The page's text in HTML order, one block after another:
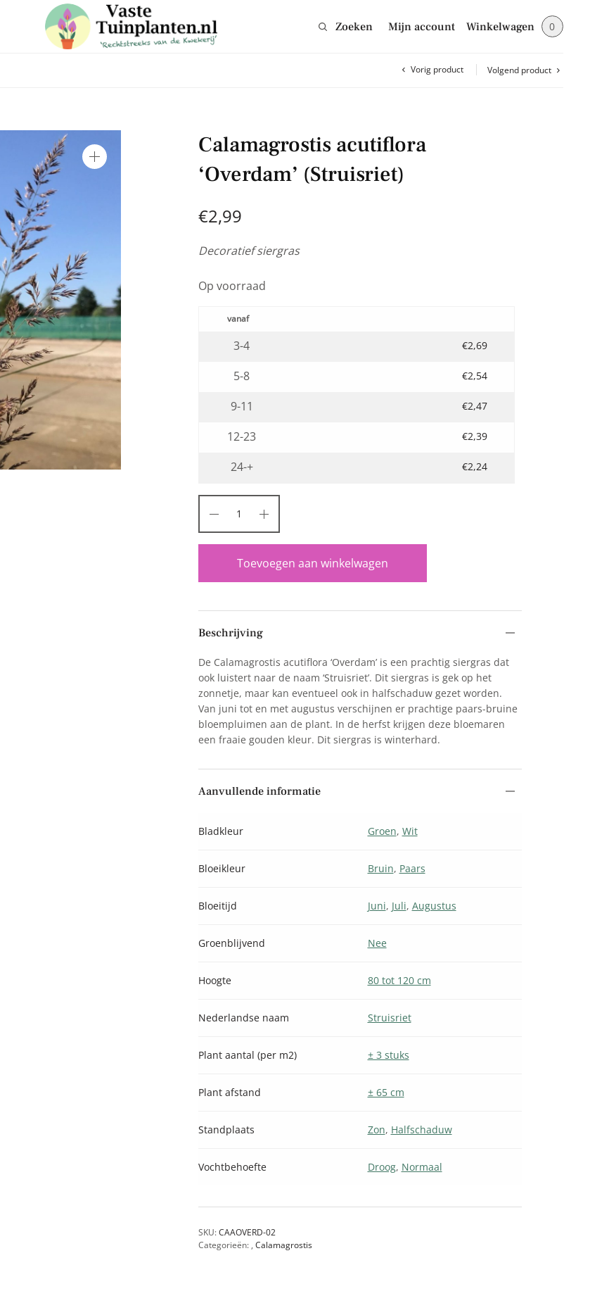
Zoeken Mijn account Winkelwagen 0
Vorig product Volgend product
Calamagrostis acutiflora
‘Overdam’ (Struisriet)
€2,99
Decoratief siergras
Op voorraad
3-4 €2,69
5-8 €2,54
9-11 €2,47
12-23 €2,39
24-+ €2,24
Toevoegen aan winkelwagen
Beschrijving
De Calamagrostis acutiflora ‘Overdam’ is een prachtig siergras dat
ook luistert naar de naam ‘Struisriet’. Dit siergras is gek op het
zonnetje, maar kan eventueel ook in halfschaduw gezet worden.
Van juni tot en met augustus verschijnen er prachtige paars-bruine
bloempluimen aan de plant. In de herfst krijgen deze bloemaren
een fraaie gouden kleur. Dit siergras is winterhard.
Aanvullende informatie
Bladkleur Groen, Wit
Bloeikleur Bruin, Paars
Bloeitijd Juni, Juli, Augustus
Groenblijvend Nee
Hoogte 80 tot 120 cm
Nederlandse naam Struisriet
Plant aantal (per m2) ± 3 stuks
Plant afstand ± 65 cm
Standplaats Zon, Halfschaduw
Vochtbehoefte Droog, Normaal
SKU:CAAOVERD-02
Categorieën: , Calamagrostis
trends, ontvang handige tuin en planten tips & weetjes en blijf op de
in onze webshop